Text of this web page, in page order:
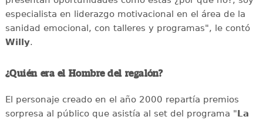
especialista en liderazgo motivacional en el área de la
sanidad emocional, con talleres y programas", le contó
Willy.
¿Quién era el Hombre del regalón?
El personaje creado en el año 2000 repartía premios
sorpresa al público que asistía al set del programa "La